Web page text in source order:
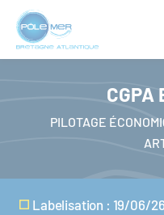
Panneau de gestion des
Aller
contenu
CGPA
PILOTAGE
Labelisation : 19/06/26